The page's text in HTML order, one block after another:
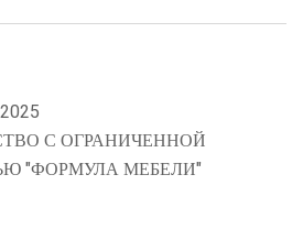
С ОГРАНИЧЕННОЙ
"ФОРМУЛА МЕБЕЛИ"